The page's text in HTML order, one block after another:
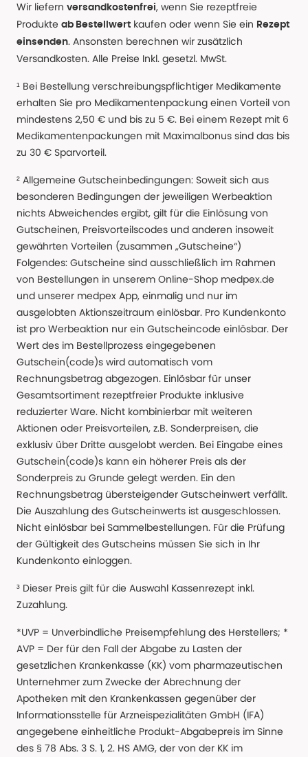
Wir liefern versandkostenfrei, wenn Sie rezeptfreie
Produkte ab Bestellwert kaufen oder wenn Sie ein Rezept
einsenden. Ansonsten berechnen wir zusätzlich
Versandkosten. Alle Preise Inkl. gesetzl. MwSt.
¹ Bei Bestellung verschreibungspflichtiger Medikamente
erhalten Sie pro Medikamentenpackung einen Vorteil von
mindestens 2,50 € und bis zu 5 €. Bei einem Rezept mit 6
Medikamentenpackungen mit Maximalbonus sind das bis
zu 30 € Sparvorteil.
² Allgemeine Gutscheinbedingungen: Soweit sich aus
besonderen Bedingungen der jeweiligen Werbeaktion
nichts Abweichendes ergibt, gilt für die Einlösung von
Gutscheinen, Preisvorteilscodes und anderen insoweit
gewährten Vorteilen (zusammen „Gutscheine“)
Folgendes: Gutscheine sind ausschließlich im Rahmen
von Bestellungen in unserem Online-Shop medpex.de
und unserer medpex App, einmalig und nur im
ausgelobten Aktionszeitraum einlösbar. Pro Kundenkonto
ist pro Werbeaktion nur ein Gutscheincode einlösbar. Der
Wert des im Bestellprozess eingegebenen
Gutschein(code)s wird automatisch vom
Rechnungsbetrag abgezogen. Einlösbar für unser
Gesamtsortiment rezeptfreier Produkte inklusive
reduzierter Ware. Nicht kombinierbar mit weiteren
Aktionen oder Preisvorteilen, z.B. Sonderpreisen, die
exklusiv über Dritte ausgelobt werden. Bei Eingabe eines
Gutschein(code)s kann ein höherer Preis als der
Sonderpreis zu Grunde gelegt werden. Ein den
Rechnungsbetrag übersteigender Gutscheinwert verfällt.
Die Auszahlung des Gutscheinwerts ist ausgeschlossen.
Nicht einlösbar bei Sammelbestellungen. Für die Prüfung
der Gültigkeit des Gutscheins müssen Sie sich in Ihr
Kundenkonto einloggen.
³ Dieser Preis gilt für die Auswahl Kassenrezept inkl.
Zuzahlung.
*UVP = Unverbindliche Preisempfehlung des Herstellers; *
AVP = Der für den Fall der Abgabe zu Lasten der
gesetzlichen Krankenkasse (KK) vom pharmazeutischen
Unternehmer zum Zwecke der Abrechnung der
Apotheken mit den Krankenkassen gegenüber der
Informationsstelle für Arzneispezialitäten GmbH (IFA)
angegebene einheitliche Produkt-Abgabepreis im Sinne
des § 78 Abs. 3 S. 1, 2. HS AMG, der von der KK im